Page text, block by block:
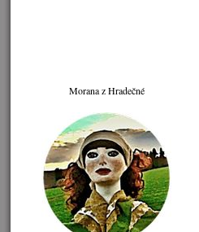
Morana z Hradečné